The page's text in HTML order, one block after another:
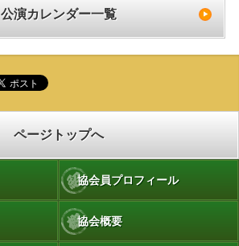
公演カレンダー一覧
ページトップへ
協会員プロフィール
協会概要